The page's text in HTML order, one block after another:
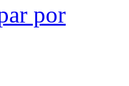
por